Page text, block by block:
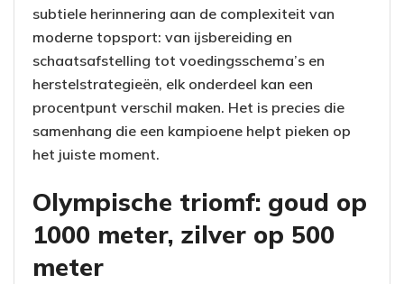
subtiele herinnering aan de complexiteit van
moderne topsport: van ijsbereiding en
schaatsafstelling tot voedingsschema’s en
herstelstrategieën, elk onderdeel kan een
procentpunt verschil maken. Het is precies die
samenhang die een kampioene helpt pieken op
het juiste moment.
Olympische triomf: goud op
1000 meter, zilver op 500
meter